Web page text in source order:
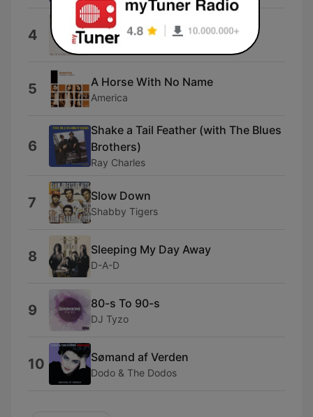
4 Fuldmånefeber
Dodo & The Dodos
5 A Horse With No Name
America
6
Shake a Tail Feather (with The Blues
Brothers)
Ray Charles
7 Slow Down
Shabby Tigers
8 Sleeping My Day Away
D-A-D
9 80-s To 90-s
DJ Tyzo
10 Sømand af Verden
Dodo & The Dodos